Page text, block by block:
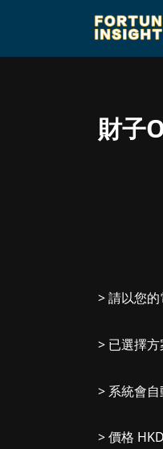
財子O：財子O投資
財子
> 請以您
> 已選擇
> 系統會
> 價格